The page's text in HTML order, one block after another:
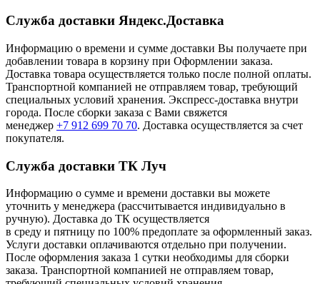
Служба доставки Яндекс.Доставка
Информацию о времени и сумме доставки Вы получаете при
добавлении товара в корзину при Оформлении заказа.
Доставка товара осуществляется только после полной оплаты.
Транспортной компанией не отправляем товар, требующий
специальных условий хранения. Экспресс-доставка внутри
города. После сборки заказа с Вами свяжется
менеджер +7 912 699 70 70. Доставка осуществляется за счет
покупателя.
Служба доставки ТК Луч
Информацию о сумме и времени доставки вы можете
уточнить у менеджера (рассчитывается индивидуально в
ручную). Доставка до ТК осуществляется
в среду и пятницу по 100% предоплате за оформленный заказ.
Услуги доставки оплачиваются отдельно при получении.
После оформления заказа 1 сутки необходимы для сборки
заказа. Транспортной компанией не отправляем товар,